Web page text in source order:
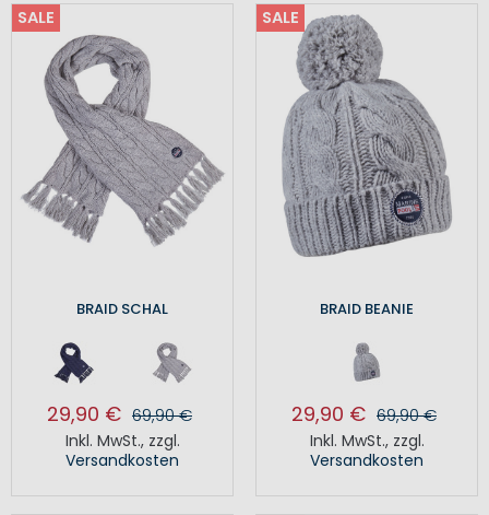
SALE
BRAID SCHAL
29,90 € 69,90 €
Inkl. MwSt., zzgl.
Versandkosten
SALE
BRAID BEANIE
29,90 € 69,90 €
Inkl. MwSt., zzgl.
Versandkosten